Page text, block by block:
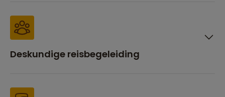
Deskundige reisbegeleiding